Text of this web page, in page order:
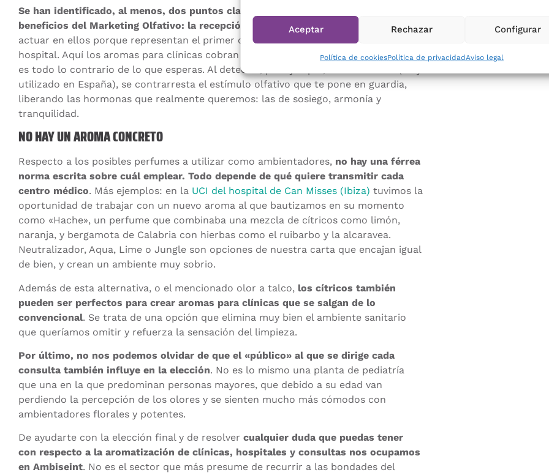
Aceptar Rechazar Configurar
Política de cookiesPolítica de privacidadAviso legal
Se han identificado, al menos, dos puntos claves y especialmente sensibles a los
beneficios del Marketing Olfativo: la recepción y la sala de espera
. Es fundamental
actuar en ellos porque representan el primer contacto de la persona con el
hospital. Aquí los aromas para clínicas cobran todo el sentido, porque la bienvenida
es todo lo contrario de lo que esperas. Al detectar, por ejemplo, aroma a talco (muy
utilizado en España), se contrarresta el estímulo olfativo que te pone en guardia,
liberando las hormonas que realmente queremos: las de sosiego, armonía y
tranquilidad.
NO HAY UN AROMA CONCRETO
Respecto a los posibles perfumes a utilizar como ambientadores, no hay una férrea
norma escrita sobre cuál emplear. Todo depende de qué quiere transmitir cada
centro médico. Más ejemplos: en la UCI del hospital de Can Misses (Ibiza) tuvimos la
oportunidad de trabajar con un nuevo aroma al que bautizamos en su momento
como «Hache», un perfume que combinaba una mezcla de cítricos como limón,
naranja, y bergamota de Calabria con hierbas como el ruibarbo y la alcaravea.
Neutralizador, Aqua, Lime o Jungle son opciones de nuestra carta que encajan igual
de bien, y crean un ambiente muy sobrio.
Además de esta alternativa, o el mencionado olor a talco, los cítricos también
pueden ser perfectos para crear aromas para clínicas que se salgan de lo
convencional. Se trata de una opción que elimina muy bien el ambiente sanitario
que queríamos omitir y refuerza la sensación del limpieza.
Por último, no nos podemos olvidar de que el «público» al que se dirige cada
consulta también influye en la elección. No es lo mismo una planta de pediatría
que una en la que predominan personas mayores, que debido a su edad van
perdiendo la percepción de los olores y se sienten mucho más cómodos con
ambientadores florales y potentes.
De ayudarte con la elección final y de resolver cualquier duda que puedas tener
con respecto a la aromatización de clínicas, hospitales y consultas nos ocupamos
en Ambiseint. No es el sector que más presume de recurrir a las bondades del